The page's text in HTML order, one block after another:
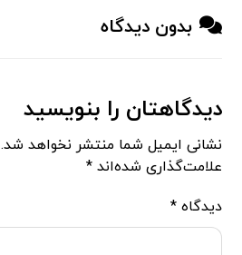
بدون دیدگاه
دیدگاهتان را بنویسید
نشانی ایمیل شما منتشر نخواهد شد.
علامت‌گذاری شده‌اند*
دیدگاه*